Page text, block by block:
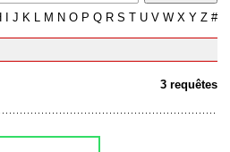
J K L M N O P Q R S T U V W X Y Z #
3 requêtes